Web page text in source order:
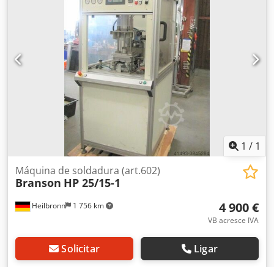
1 / 1
Heilbronn 1 756 km
Máquina de soldadura (art.602)
Branson HP 25/15-1
4 900 €
VB acresce IVA
Solicitar Ligar